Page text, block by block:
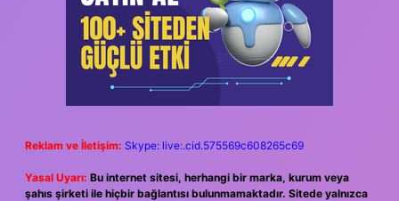
Reklam ve İletişim: Skype: live:.cid.575569c608265c69
Yasal Uyarı: Bu internet sitesi, herhangi bir marka, kurum veya
şahıs şirketi ile hiçbir bağlantısı bulunmamaktadır. Sitede yalnızca